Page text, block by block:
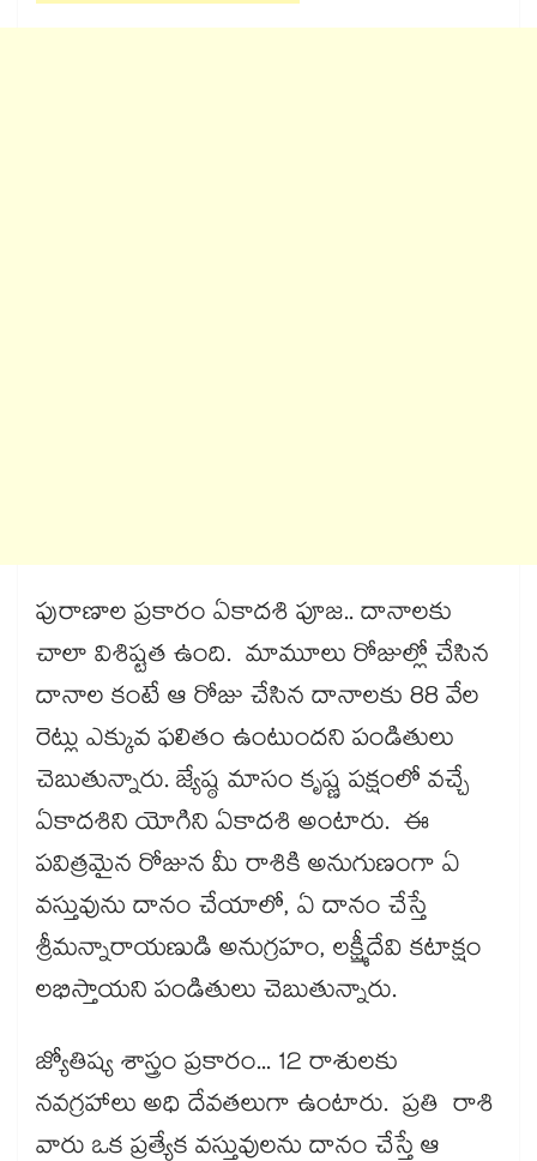
పురాణాల ప్రకారం ఏకాదశి పూజ.. దానాలకు
చాలా విశిష్టత ఉంది. మామూలు రోజుల్లో చేసిన
దానాల కంటే ఆ రోజు చేసిన దానాలకు 88 వేల
రెట్లు ఎక్కువ ఫలితం ఉంటుందని పండితులు
చెబుతున్నారు. జ్యేష్ఠ మాసం కృష్ణ పక్షంలో వచ్చే
ఏకాదశిని యోగిని ఏకాదశి అంటారు. ఈ
పవిత్రమైన రోజున మీ రాశికి అనుగుణంగా ఏ
వస్తువును దానం చేయాలో, ఏ దానం చేస్తే
శ్రీమన్నారాయణుడి అనుగ్రహం, లక్ష్మీదేవి కటాక్షం
లభిస్తాయని పండితులు చెబుతున్నారు.
జ్యోతిష్య శాస్త్రం ప్రకారం... 12 రాశులకు
నవగ్రహాలు అధి దేవతలుగా ఉంటారు. ప్రతి రాశి
వారు ఒక ప్రత్యేక వస్తువులను దానం చేస్తే ఆ